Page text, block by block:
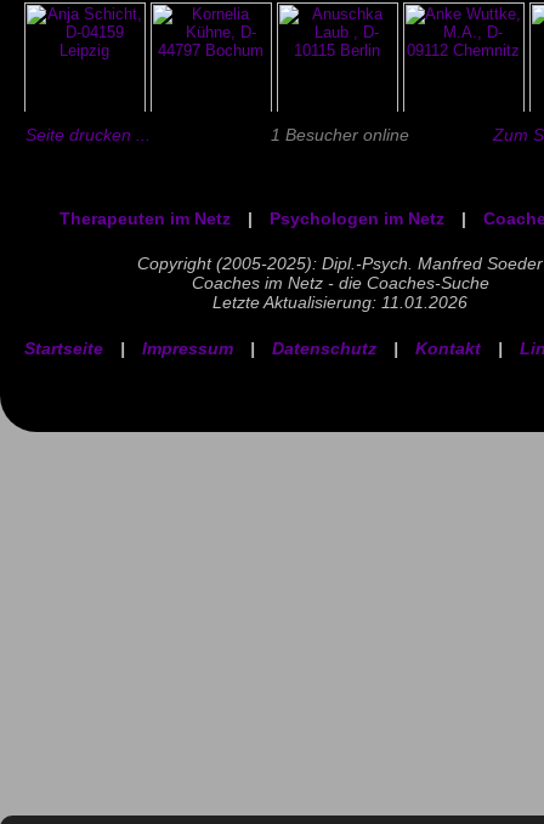
Seite drucken ... 1 Besucher online Zum
Therapeuten im Netz | Psychologen im Netz |
Copyright (2005-2025): Dipl.-Psych. Manfred Soeder
Coaches im Netz - die Coaches-Suche
Letzte Aktualisierung: 11.01.2026
Startseite | Impressum | Datenschutz | Kontakt |